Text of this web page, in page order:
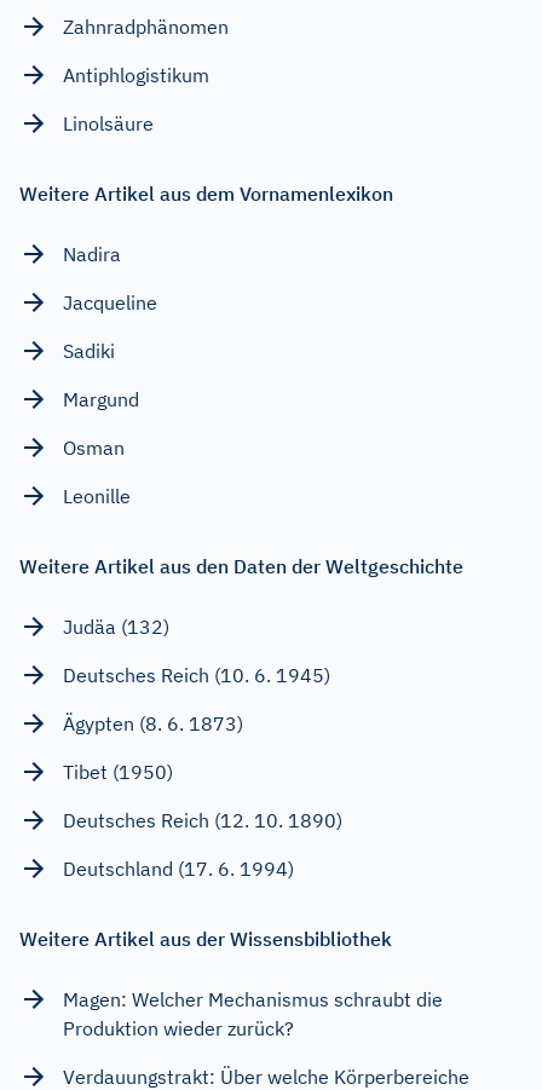
Zahnradphänomen
Antiphlogistikum
Linolsäure
Weitere Artikel aus dem Vornamenlexikon
Nadira
Jacqueline
Sadiki
Margund
Osman
Leonille
Weitere Artikel aus den Daten der Weltgeschichte
Judäa (132)
Deutsches Reich (10. 6. 1945)
Ägypten (8. 6. 1873)
Tibet (1950)
Deutsches Reich (12. 10. 1890)
Deutschland (17. 6. 1994)
Weitere Artikel aus der Wissensbibliothek
Magen: Welcher Mechanismus schraubt die
Produktion wieder zurück?
Verdauungstrakt: Über welche Körperbereiche